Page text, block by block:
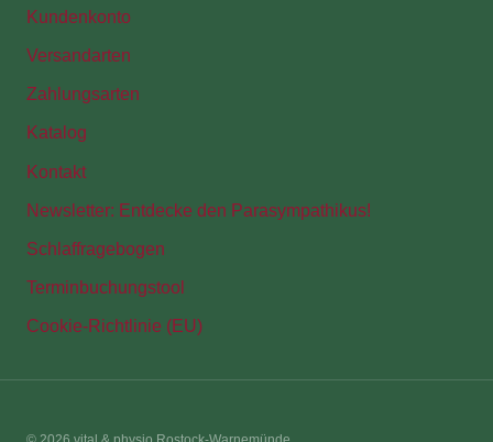
Kundenkonto
Versandarten
Zahlungsarten
Katalog
Kontakt
Newsletter: Entdecke den Parasympathikus!
Schlaffragebogen
Terminbuchungstool
Cookie-Richtlinie (EU)